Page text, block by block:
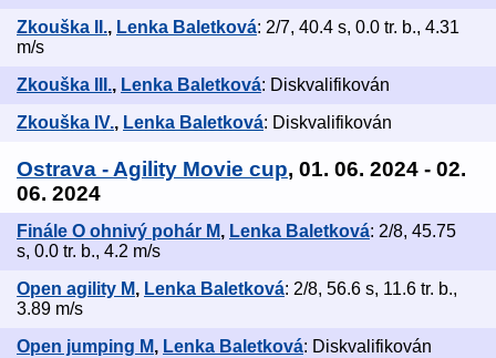
Zkouška II., Lenka Baletková: 2/7, 40.4 s, 0.0 tr. b., 4.31
m/s
Zkouška III., Lenka Baletková: Diskvalifikován
Zkouška IV., Lenka Baletková: Diskvalifikován
Ostrava - Agility Movie cup, 01. 06. 2024 - 02.
06. 2024
Finále O ohnivý pohár M, Lenka Baletková: 2/8, 45.75
s, 0.0 tr. b., 4.2 m/s
Open agility M, Lenka Baletková: 2/8, 56.6 s, 11.6 tr. b.,
3.89 m/s
Open jumping M, Lenka Baletková: Diskvalifikován